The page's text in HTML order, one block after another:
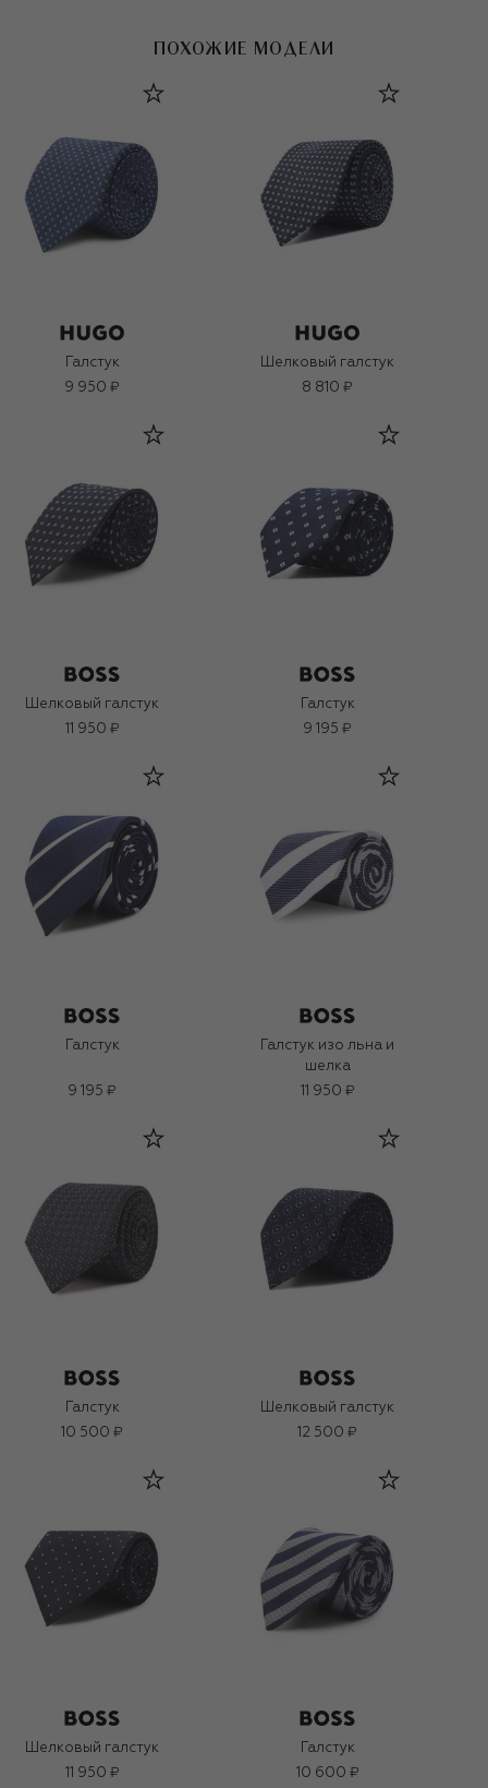
ПОХОЖИЕ МОДЕЛИ
Галстук
9 950 ₽
Шелковый галстук
8 810 ₽
Шелковый галстук
11 950 ₽
Галстук
9 195 ₽
Галстук
9 195 ₽
Галстук изо льна и
шелка
11 950 ₽
Галстук
10 500 ₽
Шелковый галстук
12 500 ₽
Шелковый галстук
11 950 ₽
Галстук
10 600 ₽